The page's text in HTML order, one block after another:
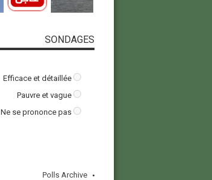
SONDAGES
Efficace et détaillée
Pauvre et vague
Ne se prononce pas
Polls Archive